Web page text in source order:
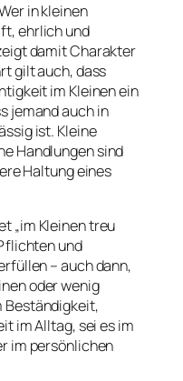
in kleinen
ehrlich und
damit Charakter
gilt auch, dass
im Kleinen ein
jemand auch in
ist. Kleine
Handlungen sind
Haltung eines
„im Kleinen treu
und
– auch dann,
oder wenig
Beständigkeit,
im Alltag, sei es im
im persönlichen